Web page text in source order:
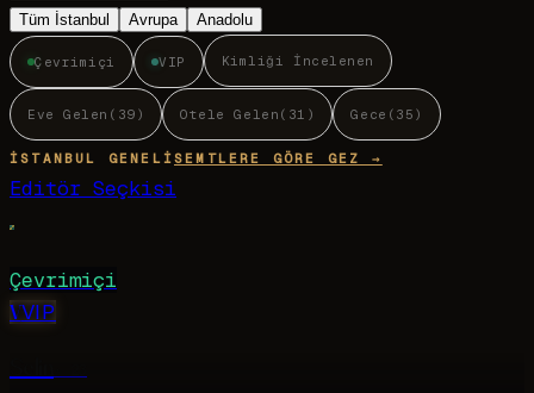
Tüm İstanbul Avrupa Anadolu
Çevrimiçi VIP Kimliği İncelenen
Eve Gelen ( 39 ) Otele Gelen ( 31 ) Gece ( 35 )
İSTANBUL GENELISEMTLERE GÖRE GEZ →
Editör Seçkisi
Çevrimiçi
VVIP